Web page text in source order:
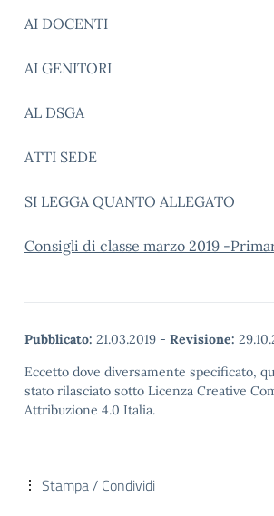
AI DOCENTI
AI GENITORI
AL DSGA
ATTI SEDE
SI LEGGA QUANTO ALLEGATO
Consigli di classe marzo 2019 -
Pubblicato: 21.03.2019 - Revisione:
Eccetto dove diversamente specificato,
stato rilasciato sotto Licenza Creative
Attribuzione 4.0 Italia.
Stampa / Condividi